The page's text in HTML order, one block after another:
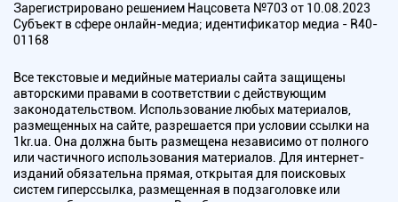
Зарегистрировано решением Нацсовета №703 от 10.08.2023
Субъект в сфере онлайн-медиа; идентификатор медиа - R40-
01168
Все текстовые и медийные материалы сайта защищены
авторскими правами в соответствии с действующим
законодательством. Использование любых материалов,
размещенных на сайте, разрешается при условии ссылки на
1kr.ua. Она должна быть размещена независимо от полного
или частичного использования материалов. Для интернет-
изданий обязательна прямая, открытая для поисковых
систем гиперссылка, размещенная в подзаголовке или